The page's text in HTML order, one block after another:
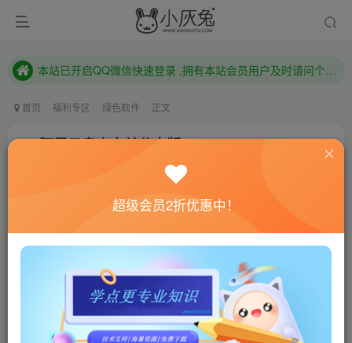
本站已开启QQ微信快速登录 ,拥有本站会员用户及时请问个人中心绑定！
本站已开启QQ微信快速登录 ,拥有本站会员用户及时请问个人中心绑定！
首页 福利专区 绿色软件 正文
PC阿里云盘小白羊分支版v3.9.13
联网教程： 内附教程
单机教程： 内附教程
不懂的话联系客服！！！
阿里云盘小白羊版本是第三方基于阿里云盘网页版开发
超级会员2折优惠中！